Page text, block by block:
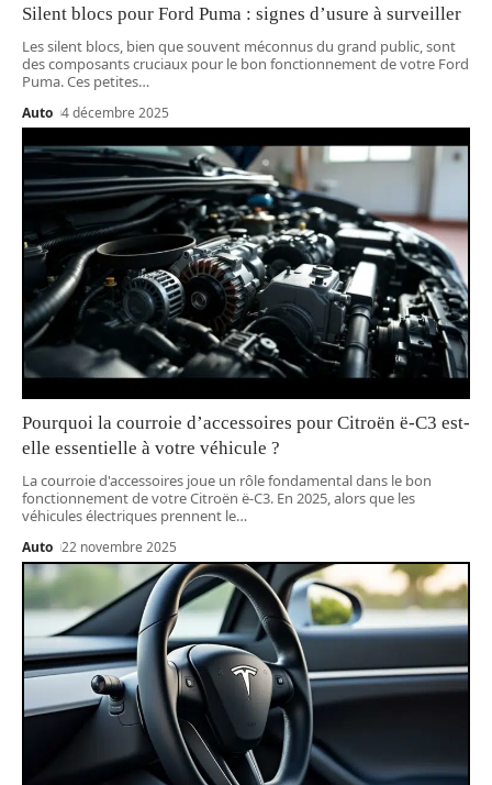
Silent blocs pour Ford Puma : signes d’usure à surveiller
Les silent blocs, bien que souvent méconnus du grand public, sont
des composants cruciaux pour le bon fonctionnement de votre Ford
Puma. Ces petites…
Auto 4 décembre 2025
Pourquoi la courroie d’accessoires pour Citroën ë-C3 est-
elle essentielle à votre véhicule ?
La courroie d'accessoires joue un rôle fondamental dans le bon
fonctionnement de votre Citroën ë-C3. En 2025, alors que les
véhicules électriques prennent le…
Auto 22 novembre 2025